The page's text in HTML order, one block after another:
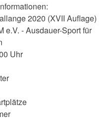
2020 (XVII Auflage)
e.V. - Ausdauer-Sport für
Uhr